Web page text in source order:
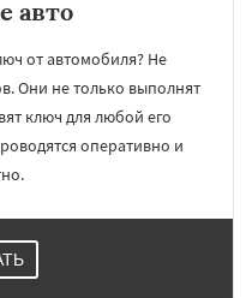
авто
от автомобиля? Не
Они не только выполнят
ключ для любой его
оперативно и